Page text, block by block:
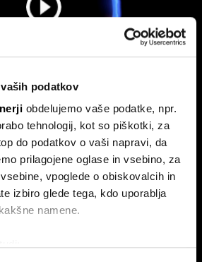
podatkov
obdelujemo vaše podatke, npr.
tehnologij, kot so piškotki, za
do podatkov o vaši napravi, da
prilagojene oglase in vsebino, za
vpoglede o obiskovalcih in
izbiro glede tega, kdo uporablja
namene.
kurilna sezona? EU z
plina v dveh
zapolnjena s plinom.